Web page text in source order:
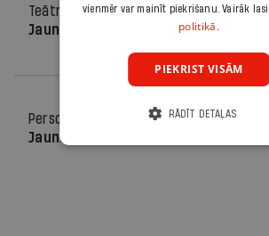
Teātris
16.11.2011.
Jaunie
Personība
22.09.2010.
Jaunas asinis
vienmēr var mainīt piekrišanu. Vairāk lasi
politikā.
PIEKRIST VISĀM
RĀDĪT DETAĻAS